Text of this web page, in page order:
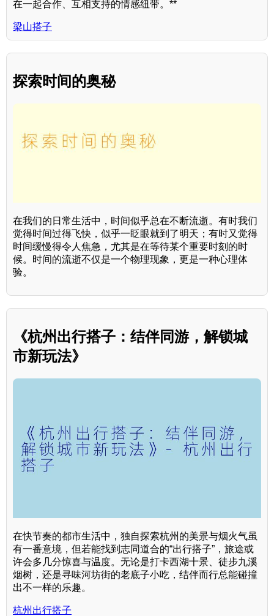
在一起合作、互相支持的情感纽带。**
梁山搭子
探索时间的奥秘
在我们的日常生活中，时间似乎总在不断流逝。有时我们
觉得时间过得飞快，似乎一眨眼就到了明天；有时又觉得
时间缓慢得令人焦急，尤其是在等待某个重要时刻的时
候。时间的流逝不仅是一个物理现象，更是一种心理体
验。
《杭州出行搭子：结伴同游，解锁城
市新玩法》
在快节奏的都市生活中，独自探索杭州的美景与烟火气虽
有一番意境，但若能找到志同道合的“出行搭子”，旅途或
许会多几分惊喜与温度。无论是打卡西湖十景、徒步九溪
烟树，还是寻味河坊街的老底子小吃，结伴而行总能碰撞
出不一样的乐趣。
杭州出行搭子